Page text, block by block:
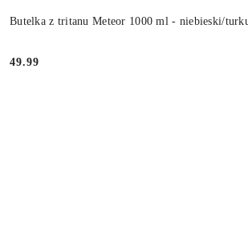
Butelka z tritanu Meteor 1000 ml - niebieski/
Cena:
49.99